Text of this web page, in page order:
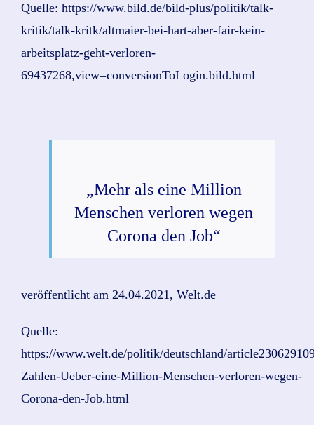
Quelle: https://www.bild.de/bild-plus/politik/talk-
kritik/talk-kritk/altmaier-bei-hart-aber-fair-kein-
arbeitsplatz-geht-verloren-
69437268,view=conversionToLogin.bild.html
„Mehr als eine Million
Menschen verloren wegen
Corona den Job“
veröffentlicht am 24.04.2021, Welt.de
Quelle:
https://www.welt.de/politik/deutschland/
Zahlen-Ueber-eine-Million-Menschen-verloren-wegen-
Corona-den-Job.html